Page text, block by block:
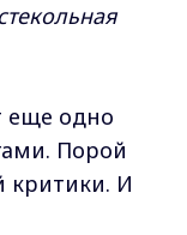
еще одно
Порой
критики. И